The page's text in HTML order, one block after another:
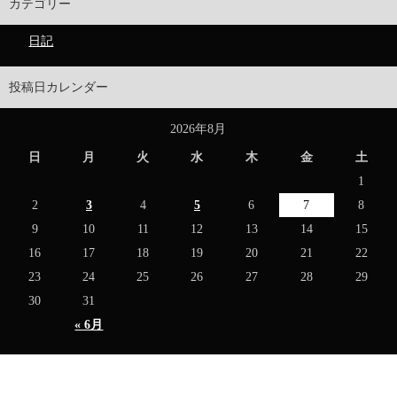
カテゴリー
日記
投稿日カレンダー
2026年8月
日 月 火 水 木 金 土
« 6月
1
2
3 4 5 6 7
8
9
10 11 12 13 14
15
16
17 18 19 20 21
22
23
24 25 26 27 28
29
30
31